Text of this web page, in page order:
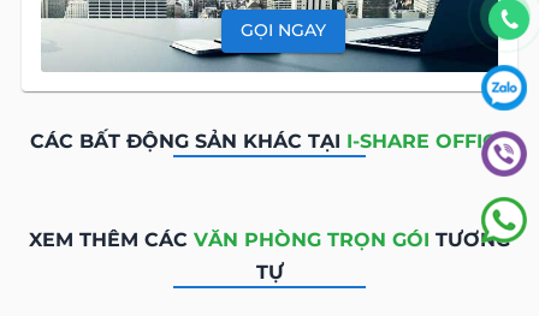
GỌI NGAY
CÁC BẤT ĐỘNG SẢN KHÁC TẠI I-SHARE OFFICE
XEM THÊM CÁC VĂN PHÒNG TRỌN GÓI TƯƠNG
TỰ